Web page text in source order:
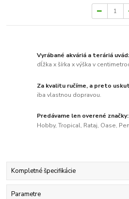
Vyrábané akváriá a teráriá
dĺžka x šírka x výška v
Za kvalitu ručíme, a preto
iba vlastnou dopravou.
Predávame len overené
Hobby, Tropical, Rataj, Oase,
Kompletné špecifikácie
Parametre